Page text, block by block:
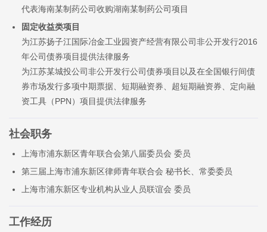
代表海南某制药公司收购湖南某制药公司项目
固定收益类项目
为江苏扬子江国际冶金工业园资产经营有限公司非公开发行2016
年公司债券项目提供法律服务
为江苏某城投公司非公开发行公司债券项目以及在全国银行间债
券市场发行多项中期票据、短期融资券、超短期融资券、定向融
资工具（PPN）项目提供法律服务
社会职务
上海市浦东新区青年联合会第八届委员会 委员
第三届上海市浦东新区律师青年联合会 秘书长、常委委员
上海市浦东新区专业机构从业人员联谊会 委员
工作经历